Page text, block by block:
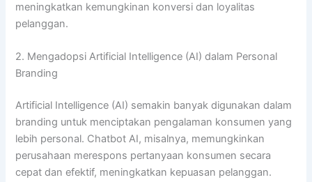
meningkatkan kemungkinan konversi dan loyalitas
pelanggan.
2. Mengadopsi Artificial Intelligence (AI) dalam Personal
Branding
Artificial Intelligence (AI) semakin banyak digunakan dalam
branding untuk menciptakan pengalaman konsumen yang
lebih personal. Chatbot AI, misalnya, memungkinkan
perusahaan merespons pertanyaan konsumen secara
cepat dan efektif, meningkatkan kepuasan pelanggan.